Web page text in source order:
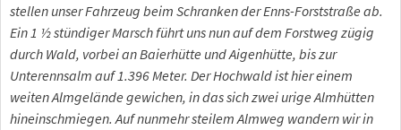
stellen unser Fahrzeug beim Schranken der Enns-Forststraße ab.
Ein 1 ½ stündiger Marsch führt uns nun auf dem Forstweg zügig
durch Wald, vorbei an Baierhütte und Aigenhütte, bis zur
Unterennsalm auf 1.396 Meter. Der Hochwald ist hier einem
weiten Almgelände gewichen, in das sich zwei urige Almhütten
hineinschmiegen. Auf nunmehr steilem Almweg wandern wir in